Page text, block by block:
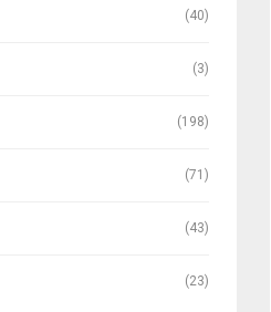
(40)
(3)
(198)
(71)
(43)
(23)